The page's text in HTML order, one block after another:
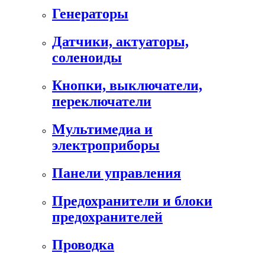
Генераторы
Датчики, актуаторы,
соленоиды
Кнопки, выключатели,
переключатели
Мультимедиа и
электроприборы
Панели управления
Предохранители и блоки
предохранителей
Проводка